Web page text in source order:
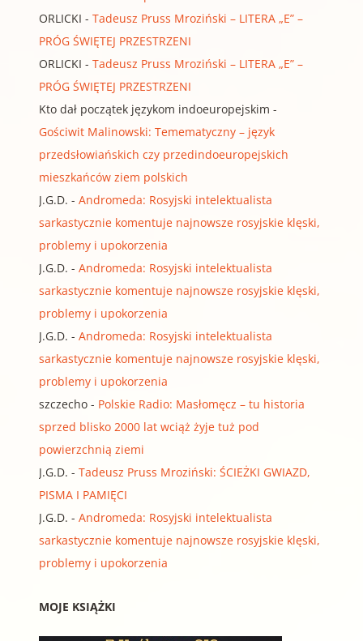
ORLICKI - Tadeusz Pruss Mroziński – LITERA „E” –
PRÓG ŚWIĘTEJ PRZESTRZENI
ORLICKI - Tadeusz Pruss Mroziński – LITERA „E” –
PRÓG ŚWIĘTEJ PRZESTRZENI
Kto dał początek językom indoeuropejskim -
Gościwit Malinowski: Temematyczny – język
przedsłowiańskich czy przedindoeuropejskich
mieszkańców ziem polskich
J.G.D. - Andromeda: Rosyjski intelektualista
sarkastycznie komentuje najnowsze rosyjskie klęski,
problemy i upokorzenia
J.G.D. - Andromeda: Rosyjski intelektualista
sarkastycznie komentuje najnowsze rosyjskie klęski,
problemy i upokorzenia
J.G.D. - Andromeda: Rosyjski intelektualista
sarkastycznie komentuje najnowsze rosyjskie klęski,
problemy i upokorzenia
szczecho- Polskie Radio: Masłomęcz – tu historia
sprzed blisko 2000 lat wciąż żyje tuż pod
powierzchnią ziemi
J.G.D. - Tadeusz Pruss Mroziński: ŚCIEŻKI GWIAZD,
PISMA I PAMIĘCI
J.G.D. - Andromeda: Rosyjski intelektualista
sarkastycznie komentuje najnowsze rosyjskie klęski,
problemy i upokorzenia
MOJE KSIĄŻKI